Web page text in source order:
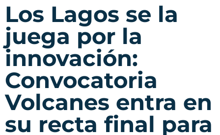
Los Lagos se la
juega por la
innovación:
Convocatoria
Volcanes entra en
su recta final para